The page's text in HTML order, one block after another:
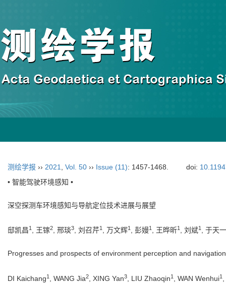
测绘学报 ›› 2021 Vol. 50 ›› Issue (11): 1457-1468. doi:
• 智能驾驶环境感知 •
深空探测车环境感知与导航定位技术进展与展望
邸凯昌1 , 王镓2, 邢琰3, 刘召芹1 , 万文辉1 , 彭嫚1 , 王晔昕1 , 刘斌1 , 于天一
Progresses and prospects of environment perception and
DI Kaichang1 , WANG Jia2 , XING Yan3 , LIU Zhaoqin1 , WAN Wenhui1